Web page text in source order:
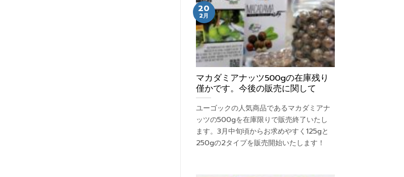
マカダミアナッツ500gの在庫残り
僅かです。今後の販売に関して
ユーゴックの人気商品であるマカダミアナ
ッツの500gを在庫限りで販売終了いたし
ます。3月中旬頃からお求めやすく125gと
250gの2タイプを販売開始いたします！
20
2月